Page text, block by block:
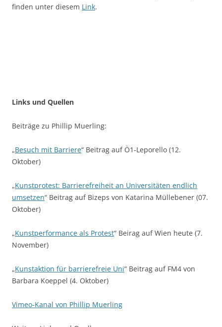
finden unter diesem Link.
Links und Quellen
Beiträge zu Phillip Muerling:
„Besuch mit Barriere“ Beitrag auf Ö1-Leporello (12.
Oktober)
„Kunstprotest: Barrierefreiheit an Universitäten endlich
umsetzen“ Beitrag auf Bizeps von Katarina Müllebener (07.
Oktober)
„Kunstperformance als Protest“ Beirag auf Wien heute (7.
November)
„Kunstaktion für barrierefreie Uni“ Beitrag auf FM4 von
Barbara Koeppel (4. Oktober)
Vimeo-Kanal von Phillip Muerling